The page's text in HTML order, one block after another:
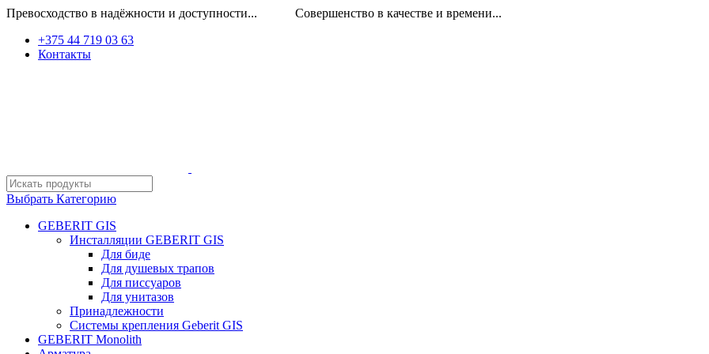
Превосходство в надёжности и доступности... Совершенство в качестве и времени...
+375 44 719 03 63
Контакты
Выбрать Категорию
GEBERIT GIS
Инсталляции GEBERIT GIS
Для биде
Для душевых трапов
Для писсуаров
Для унитазов
Принадлежности
Системы крепления Geberit GIS
GEBERIT Monolith